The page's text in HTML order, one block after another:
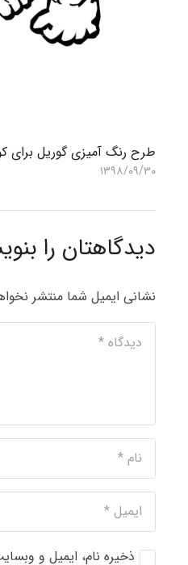
طرح رنگ آمیزی گوریل برای
۱۳۹۸/۰۹/۳۰
دیدگاهتان را
نشانی ایمیل شما منتشر
ذخیره نام، ایمیل و